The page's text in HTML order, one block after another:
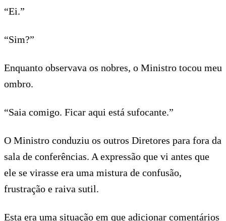
“Ei.”
“Sim?”
Enquanto observava os nobres, o Ministro tocou meu
ombro.
“Saia comigo. Ficar aqui está sufocante.”
O Ministro conduziu os outros Diretores para fora da
sala de conferências. A expressão que vi antes que
ele se virasse era uma mistura de confusão,
frustração e raiva sutil.
Esta era uma situação em que adicionar comentários